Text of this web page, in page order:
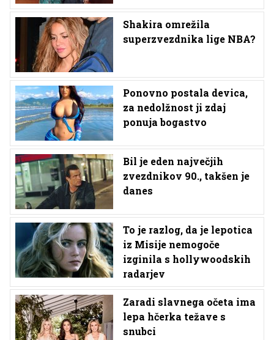
Shakira omrežila
superzvezdnika lige NBA?
Ponovno postala devica,
za nedolžnost ji zdaj
ponuja bogastvo
Bil je eden največjih
zvezdnikov 90., takšen je
danes
To je razlog, da je lepotica
iz Misije nemogoče
izginila s hollywoodskih
radarjev
Zaradi slavnega očeta ima
lepa hčerka težave s
snubci